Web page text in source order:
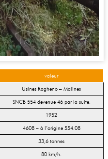
valeur
Usines Ragheno – Malines
SNCB 554 devenue 46 par la suite.
1952
4608 – à l’origine 554.08
33,6 tonnes
80 km/h.